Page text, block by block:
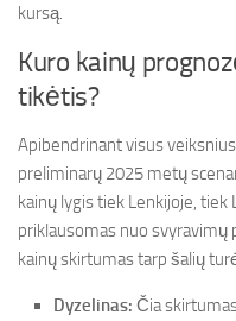
kursą.
Kuro kainų
tikėtis?
Apibendrinant visus
preliminarų 2025 metų
kainų lygis tiek Lenkijoje,
priklausomas nuo svyravimų
kainų skirtumas tarp šalių
Dyzelinas: Čia